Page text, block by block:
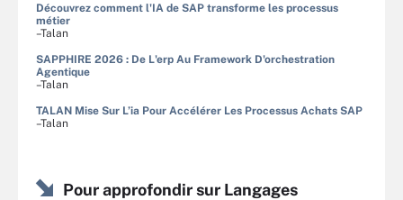
Découvrez comment l'IA de SAP transforme les processus
métier
–Talan
SAPPHIRE 2026 : De L'erp Au Framework D'orchestration
Agentique
–Talan
TALAN Mise Sur L’ia Pour Accélérer Les Processus Achats SAP
–Talan
Pour approfondir sur Langages